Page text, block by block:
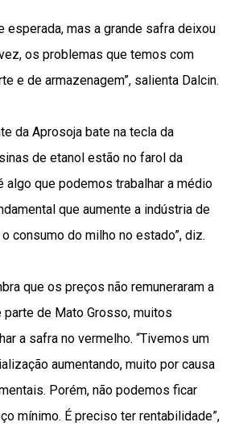
esperada, mas a grande safra deixou
os problemas que temos com
e de armazenagem”, salienta Dalcin.
da Aprosoja bate na tecla da
de etanol estão no farol da
algo que podemos trabalhar a médio
que aumente a indústria de
consumo do milho no estado”, diz.
que os preços não remuneraram a
parte de Mato Grosso, muitos
a safra no vermelho. “Tivemos um
aumentando, muito por causa
Porém, não podemos ficar
mínimo. É preciso ter rentabilidade”,